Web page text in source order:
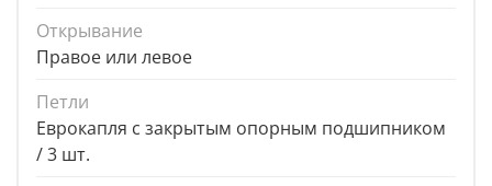
Открывание
Правое или левое
Петли
Еврокапля с закрытым опорным подшипником
/ 3 шт.